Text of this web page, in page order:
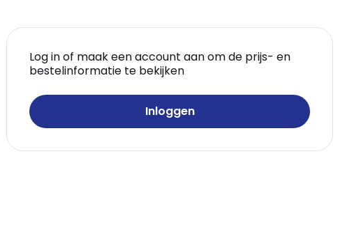
Log in of maak een account aan om de prijs- en
bestelinformatie te bekijken
Inloggen